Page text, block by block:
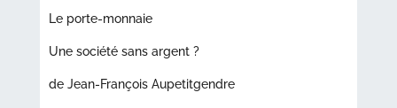
Le porte-monnaie
Une société sans argent ?
de Jean-François Aupetitgendre